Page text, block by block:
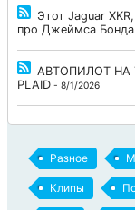
Этот Jaguar
про Джеймса Бонда
АВТОПИЛОТ НА
PLAID - 8/1/2026
Разное
Клипы